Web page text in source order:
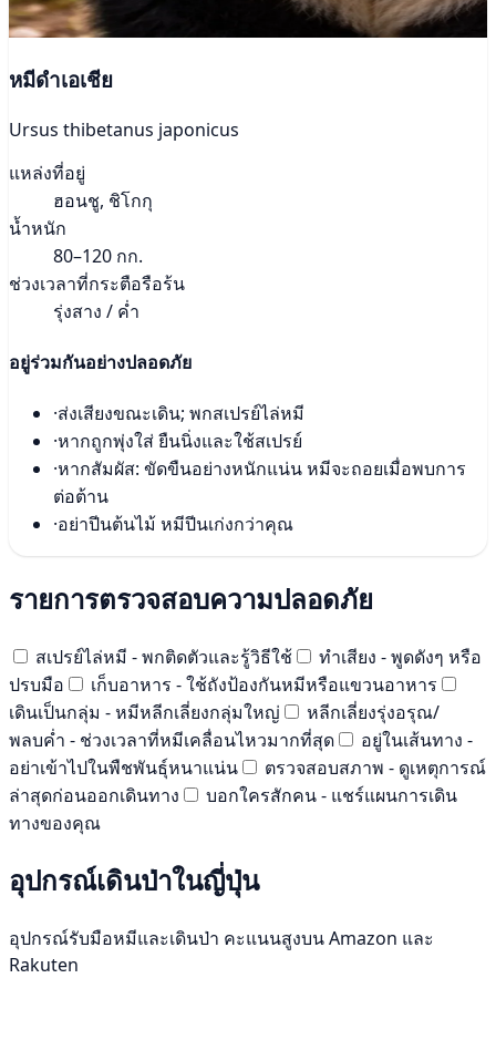
หมีดำเอเชีย
Ursus thibetanus japonicus
แหล่งที่อยู่
ฮอนชู, ชิโกกุ
น้ำหนัก
80–120 กก.
ช่วงเวลาที่กระตือรือร้น
รุ่งสาง / ค่ำ
อยู่ร่วมกันอย่างปลอดภัย
·ส่งเสียงขณะเดิน; พกสเปรย์ไล่หมี
·หากถูกพุ่งใส่ ยืนนิ่งและใช้สเปรย์
·หากสัมผัส: ขัดขืนอย่างหนักแน่น หมีจะถอยเมื่อพบการ
ต่อต้าน
·อย่าปีนต้นไม้ หมีปีนเก่งกว่าคุณ
รายการตรวจสอบความปลอดภัย
สเปรย์ไล่หมี - พกติดตัวและรู้วิธีใช้
ทำเสียง - พูดดังๆ หรือ
ปรบมือ
เก็บอาหาร - ใช้ถังป้องกันหมีหรือแขวนอาหาร
เดินเป็นกลุ่ม - หมีหลีกเลี่ยงกลุ่มใหญ่
หลีกเลี่ยงรุ่งอรุณ/
พลบค่ำ - ช่วงเวลาที่หมีเคลื่อนไหวมากที่สุด
อยู่ในเส้นทาง -
อย่าเข้าไปในพืชพันธุ์หนาแน่น
ตรวจสอบสภาพ - ดูเหตุการณ์
ล่าสุดก่อนออกเดินทาง
บอกใครสักคน - แชร์แผนการเดิน
ทางของคุณ
อุปกรณ์เดินป่าในญี่ปุ่น
อุปกรณ์รับมือหมีและเดินป่า คะแนนสูงบน Amazon และ
Rakuten